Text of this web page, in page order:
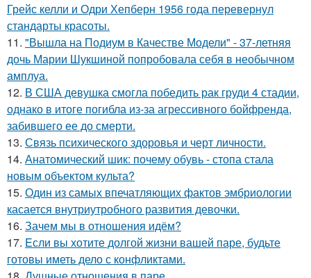
Грейс келли и Одри Хепберн 1956 года перевернул
стандарты красоты.
11. "Вышла на Подиум в Качестве Модели" - 37-летняя
дочь Марии Шукшиной попробовала себя в необычном
амплуа.
12. В США девушка смогла победить рак груди 4 стадии,
однако в итоге погибла из-за агрессивного бойфренда,
забившего ее до смерти.
13. Связь психического здоровья и черт личности.
14. Анатомический шик: почему обувь - стопа стала
новым объектом культа?
15. Один из самых впечатляющих фактов эмбриологии
касается внутриутробного развития девочки.
16. Зачем мы в отношения идём?
17. Eсли вы хотите долгой жизни вашей паре, будьте
готовы иметь дело с конфликтами.